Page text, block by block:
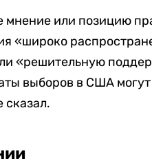
мнение или позицию
«широко
«решительную
выборов в США
сказал.